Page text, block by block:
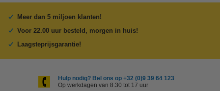
Meer dan 5 miljoen klanten!
Voor 22.00 uur besteld, morgen in huis!
Laagsteprijsgarantie!
Hulp nodig? Bel ons op +32 (0)9 39 64 123
Op werkdagen van 8.30 tot 17 uur